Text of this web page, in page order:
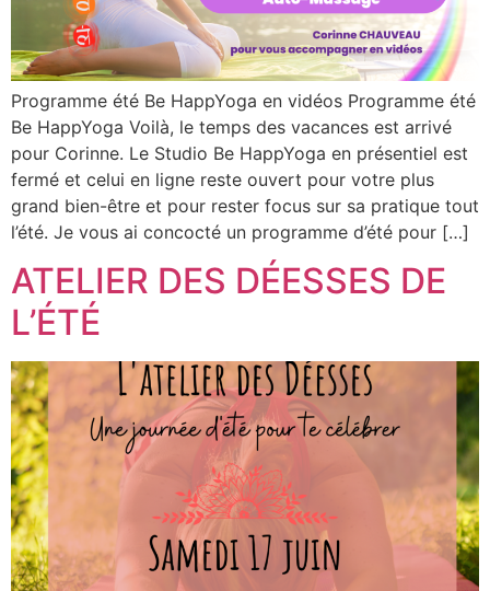
Programme été Be HappYoga en vidéos Programme été
Be HappYoga Voilà, le temps des vacances est arrivé
pour Corinne. Le Studio Be HappYoga en présentiel est
fermé et celui en ligne reste ouvert pour votre plus
grand bien-être et pour rester focus sur sa pratique tout
l’été. Je vous ai concocté un programme d’été pour […]
ATELIER DES DÉESSES DE
L’ÉTÉ